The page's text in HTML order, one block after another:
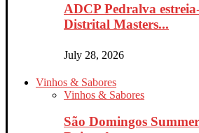
ADCP Pedralva
Distrital Masters...
July 28, 2026
Vinhos & Sabores
Vinhos & Sabores
São Domingos